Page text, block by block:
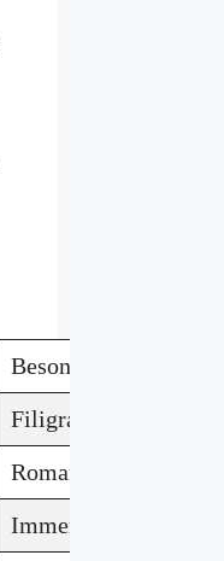
Besonderheit
Filigrane,
Romantisch,
Immergrün, sehr